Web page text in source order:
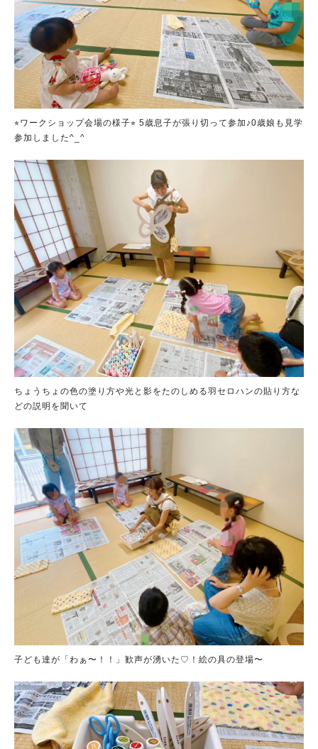
⭐︎ワークショップ会場の様子⭐︎ 5歳息子が張り切って参加♪0歳娘も見学
参加しました^_^
ちょうちょの色の塗り方や光と影をたのしめる羽セロハンの貼り方な
どの説明を聞いて
子ども達が「わぁ〜！！」歓声が湧いた♡！絵の具の登場〜